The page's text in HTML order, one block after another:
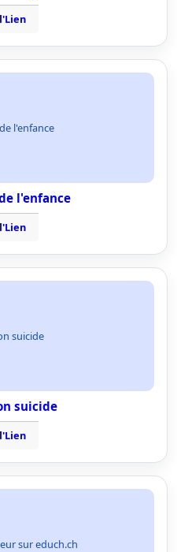
l'enfance
l'enfance
suicide
suicide
sur educh.ch